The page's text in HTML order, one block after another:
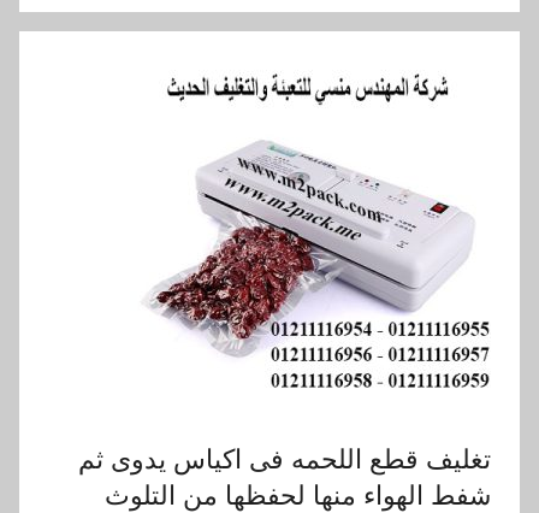
تغليف قطع اللحمه فى اكياس يدوى ثم
شفط الهواء منها لحفظها من التلوث